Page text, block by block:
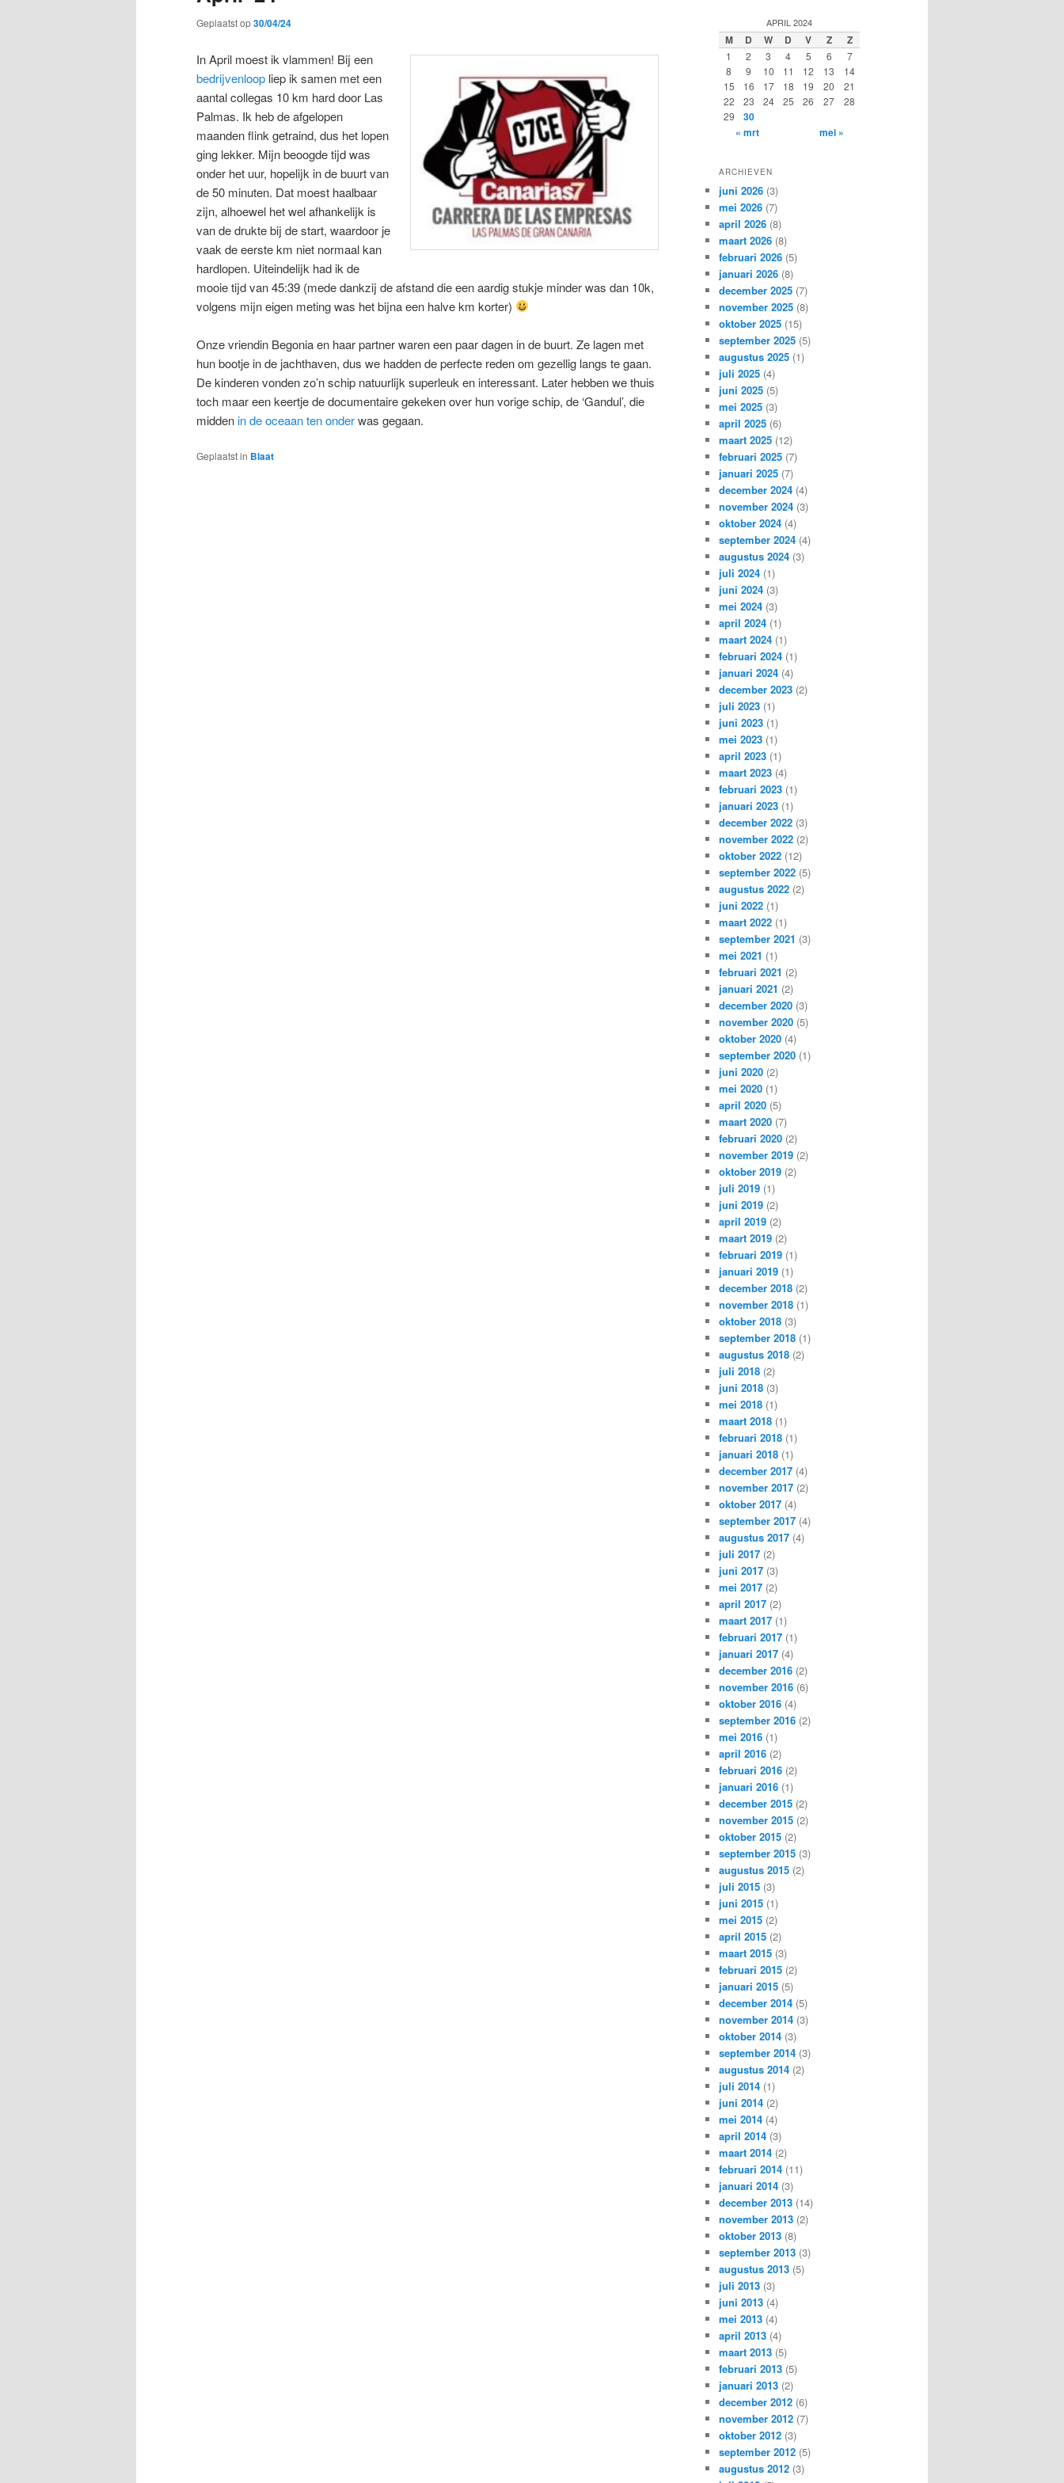
Geplaatst op30/04/24
In April moest ik vlammen! Bij een
bedrijvenloop liep ik samen met een
aantal collegas 10 km hard door Las
Palmas. Ik heb de afgelopen
maanden flink getraind, dus het lopen
ging lekker. Mijn beoogde tijd was
onder het uur, hopelijk in de buurt van
de 50 minuten. Dat moest haalbaar
zijn, alhoewel het wel afhankelijk is
van de drukte bij de start, waardoor je
vaak de eerste km niet normaal kan
hardlopen. Uiteindelijk had ik de
mooie tijd van 45:39 (mede dankzij de afstand die een aardig stukje minder was dan 10k,
volgens mijn eigen meting was het bijna een halve km korter)
Onze vriendin Begonia en haar partner waren een paar dagen in de buurt. Ze lagen met
hun bootje in de jachthaven, dus we hadden de perfecte reden om gezellig langs te gaan.
De kinderen vonden zo’n schip natuurlijk superleuk en interessant. Later hebben we thuis
toch maar een keertje de documentaire gekeken over hun vorige schip, de ‘Gandul’, die
middenin de oceaan ten onderwas gegaan.
Geplaatst in Blaat
e
n
APRIL 2024
M D W D V Z Z
1 2 3 4 5 6
7
8
9 10 11 12 13
14
15
16 17 18 19 20
21
22
23 24 25 26 27
28
29
30
« mrt
mei »
ARCHIEVEN
juni 2026 (3)
mei 2026 (7)
april 2026 (8)
maart 2026 (8)
februari 2026 (5)
januari 2026 (8)
december 2025 (7)
november 2025 (8)
oktober 2025 (15)
september 2025 (5)
augustus 2025 (1)
juli 2025 (4)
juni 2025 (5)
mei 2025 (3)
april 2025 (6)
maart 2025 (12)
februari 2025 (7)
januari 2025 (7)
december 2024 (4)
november 2024 (3)
oktober 2024 (4)
september 2024 (4)
augustus 2024 (3)
juli 2024 (1)
juni 2024 (3)
mei 2024 (3)
april 2024 (1)
maart 2024 (1)
februari 2024 (1)
januari 2024 (4)
december 2023 (2)
juli 2023 (1)
juni 2023 (1)
mei 2023 (1)
april 2023 (1)
maart 2023 (4)
februari 2023 (1)
januari 2023 (1)
december 2022 (3)
november 2022 (2)
oktober 2022 (12)
september 2022 (5)
augustus 2022 (2)
juni 2022 (1)
maart 2022 (1)
september 2021 (3)
mei 2021 (1)
februari 2021 (2)
januari 2021 (2)
december 2020 (3)
november 2020 (5)
oktober 2020 (4)
september 2020 (1)
juni 2020 (2)
mei 2020 (1)
april 2020 (5)
maart 2020 (7)
februari 2020 (2)
november 2019 (2)
oktober 2019 (2)
juli 2019 (1)
juni 2019 (2)
april 2019 (2)
maart 2019 (2)
februari 2019 (1)
januari 2019 (1)
december 2018 (2)
november 2018 (1)
oktober 2018 (3)
september 2018 (1)
augustus 2018 (2)
juli 2018 (2)
juni 2018 (3)
mei 2018 (1)
maart 2018 (1)
februari 2018 (1)
januari 2018 (1)
december 2017 (4)
november 2017 (2)
oktober 2017 (4)
september 2017 (4)
augustus 2017 (4)
juli 2017 (2)
juni 2017 (3)
mei 2017 (2)
april 2017 (2)
maart 2017 (1)
februari 2017 (1)
januari 2017 (4)
december 2016 (2)
november 2016 (6)
oktober 2016 (4)
september 2016 (2)
mei 2016 (1)
april 2016 (2)
februari 2016 (2)
januari 2016 (1)
december 2015 (2)
november 2015 (2)
oktober 2015 (2)
september 2015 (3)
augustus 2015 (2)
juli 2015 (3)
juni 2015 (1)
mei 2015 (2)
april 2015 (2)
maart 2015 (3)
februari 2015 (2)
januari 2015 (5)
december 2014 (5)
november 2014 (3)
oktober 2014 (3)
september 2014 (3)
augustus 2014 (2)
juli 2014 (1)
juni 2014 (2)
mei 2014 (4)
april 2014 (3)
maart 2014 (2)
februari 2014 (11)
januari 2014 (3)
december 2013 (14)
november 2013 (2)
oktober 2013 (8)
september 2013 (3)
augustus 2013 (5)
juli 2013 (3)
juni 2013 (4)
mei 2013 (4)
april 2013 (4)
maart 2013 (5)
februari 2013 (5)
januari 2013 (2)
december 2012 (6)
november 2012 (7)
oktober 2012 (3)
september 2012 (5)
augustus 2012 (3)